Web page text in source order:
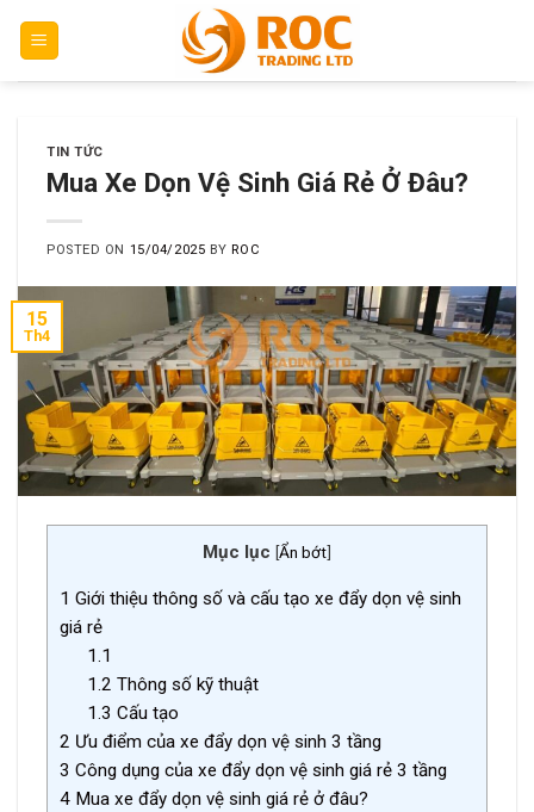
TIN TỨC
Mua Xe Dọn Vệ Sinh Giá Rẻ Ở Đâu?
POSTED ON 15/04/2025 BYROC
15
Th4
Mục lục [Ẩn bớt]
1 Giới thiệu thông số và cấu tạo xe đẩy dọn vệ sinh
giá rẻ
1.1
1.2 Thông số kỹ thuật
1.3 Cấu tạo
2 Ưu điểm của xe đẩy dọn vệ sinh 3 tầng
3 Công dụng của xe đẩy dọn vệ sinh giá rẻ 3 tầng
4 Mua xe đẩy dọn vệ sinh giá rẻ ở đâu?